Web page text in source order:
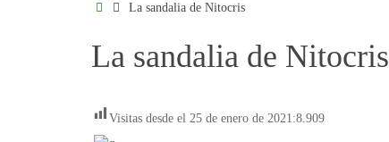
La sandalia de Nitocris
La sandalia de Nitocris
Visitas desde el 25 de enero de 2021:8.909